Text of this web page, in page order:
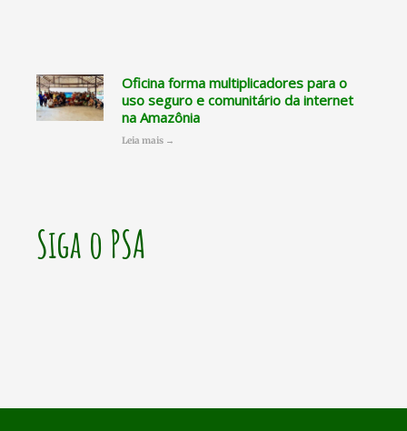
Oficina forma multiplicadores para o
uso seguro e comunitário da internet
na Amazônia
Leia mais →
Siga o PSA